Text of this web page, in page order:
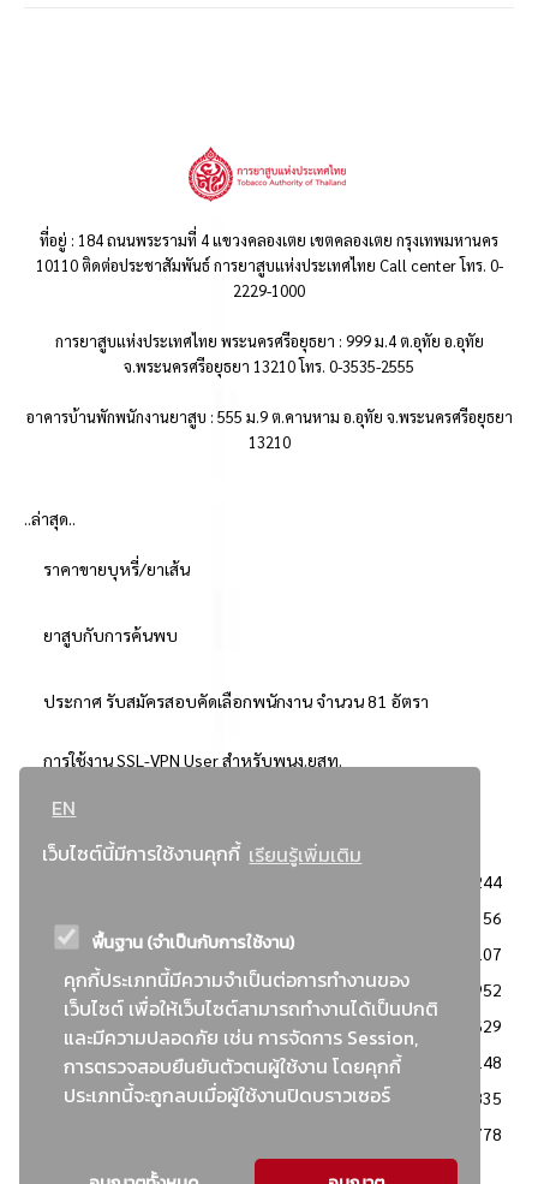
EN
เว็บไซต์นี้มีการใช้งานคุกกี้ เรียนรู้เพิ่มเติม
พื้นฐาน (จำเป็นกับการใช้งาน)
คุกกี้ประเภทนี้มีความจำเป็นต่อการทำงานของ
เว็บไซต์ เพื่อให้เว็บไซต์สามารถทำงานได้เป็นปกติ
และมีความปลอดภัย เช่น การจัดการ Session,
การตรวจสอบยืนยันตัวตนผู้ใช้งาน โดยคุกกี้
ประเภทนี้จะถูกลบเมื่อผู้ใช้งานปิดบราวเซอร์
ที่อยู่ : 184 ถนนพระรามที่ 4 แขวงคลองเตย เขตคลองเตย กรุงเทพมหานคร
10110 ติดต่อประชาสัมพันธ์ การยาสูบแห่งประเทศไทย Call center โทร. 0-
2229-1000
การยาสูบแห่งประเทศไทย พระนครศรีอยุธยา : 999 ม.4 ต.อุทัย อ.อุทัย
จ.พระนครศรีอยุธยา 13210 โทร. 0-3535-2555
อาคารบ้านพักพนักงานยาสูบ : 555 ม.9 ต.คานหาม อ.อุทัย จ.พระนครศรีอยุธยา
13210
..ล่าสุด..
ราคาขายบุหรี่/ยาเส้น
ยาสูบกับการค้นพบ
ประกาศ รับสมัครสอบคัดเลือกพนักงาน จำนวน 81 อัตรา
การใช้งาน SSL-VPN User สำหรับพนง.ยสท.
3244
2356
: วิธีเฉพาะเจาะจง
2107
ข่าวสาร/ประกาศ
1952
: เอกสารส่งเสริมความโปร่งใสในการจัดซื้อจัดจ้าง
1629
ข่าวสารจัดซื้อจัดจ้าง
1148
: แผนการจัดซื้อจัดจ้าง
835
778